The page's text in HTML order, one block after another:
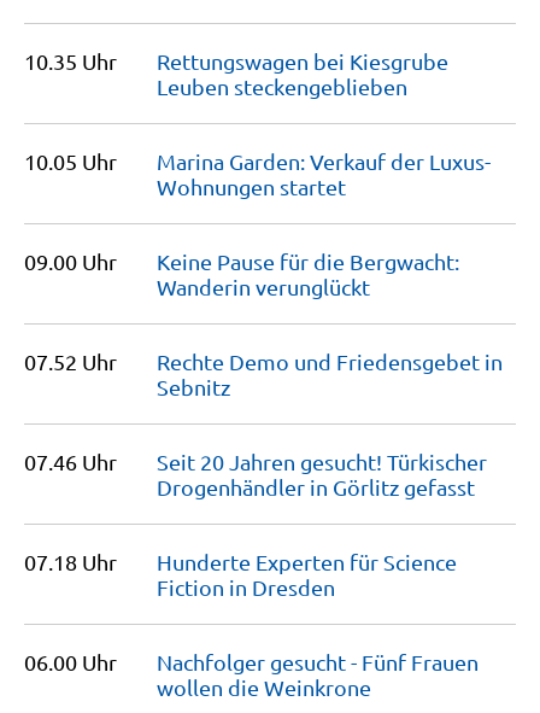
10.35 Uhr
Rettungswagen bei Kiesgrube
Leuben steckengeblieben
10.05 Uhr
Marina Garden: Verkauf der Luxus-
Wohnungen startet
09.00 Uhr
Keine Pause für die Bergwacht:
Wanderin verunglückt
07.52 Uhr
Rechte Demo und Friedensgebet in
Sebnitz
07.46 Uhr
Seit 20 Jahren gesucht! Türkischer
Drogenhändler in Görlitz gefasst
07.18 Uhr
Hunderte Experten für Science
Fiction in Dresden
06.00 Uhr
Nachfolger gesucht - Fünf Frauen
wollen die Weinkrone